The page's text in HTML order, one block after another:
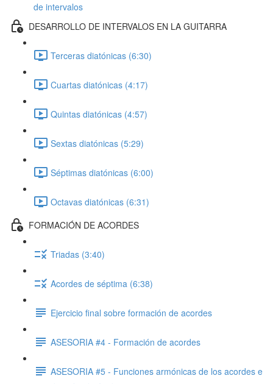
de intervalos
DESARROLLO DE INTERVALOS EN LA GUITARRA
Terceras diatónicas (6:30)
Cuartas diatónicas (4:17)
Quintas diatónicas (4:57)
Sextas diatónicas (5:29)
Séptimas diatónicas (6:00)
Octavas diatónicas (6:31)
FORMACIÓN DE ACORDES
Triadas (3:40)
Acordes de séptima (6:38)
Ejercicio final sobre formación de acordes
ASESORIA #4 - Formación de acordes
ASESORIA #5 - Funciones armónicas de los acordes e